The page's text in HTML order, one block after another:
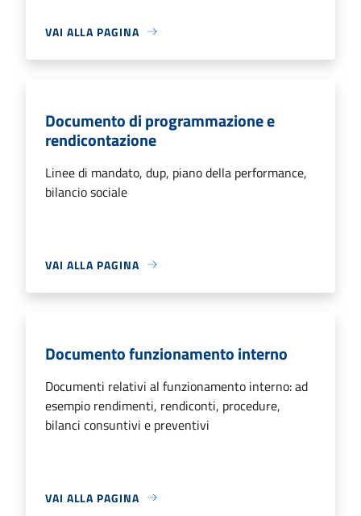
VAI ALLA PAGINA
Documento di programmazione e
rendicontazione
Linee di mandato, dup, piano della performance,
bilancio sociale
VAI ALLA PAGINA
Documento funzionamento interno
Documenti relativi al funzionamento interno: ad
esempio rendimenti, rendiconti, procedure,
bilanci consuntivi e preventivi
VAI ALLA PAGINA